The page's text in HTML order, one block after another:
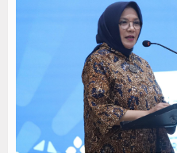
Ketum
Ketum
Hari Jadi
Jejak
Mensos
Kinerja BNI